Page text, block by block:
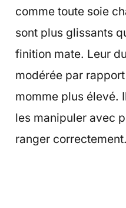
comme toute soie
sont plus glissants
finition mate. Leur
modérée par
momme plus élevé.
les manipuler avec
ranger correctement.